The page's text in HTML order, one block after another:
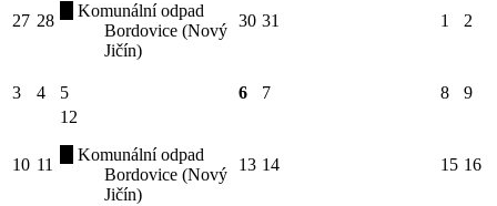
27 28
Komunální odpad
Bordovice (Nový
Jičín)
30 31 1 2
3 4 5 6 7 8 9
10 11
12
Komunální odpad
Bordovice (Nový
Jičín)
13 14 15 16